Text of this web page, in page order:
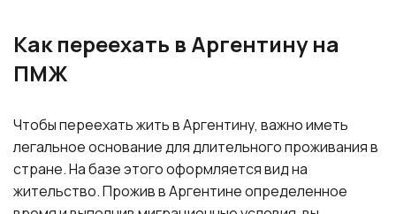
Как переехать в Аргентину на
ПМЖ
Чтобы переехать жить в Аргентину, важно иметь
легальное основание для длительного проживания в
стране. На базе этого оформляется вид на
жительство. Прожив в Аргентине определенное